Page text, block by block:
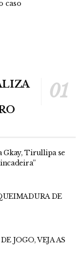
caso
Gkay, Tirullipa se
DE
JOGO, VEJA AS